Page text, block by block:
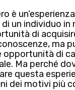
è
un individuo in
di
ma
opportunità di
. Ma perché
questa
dei motivi più